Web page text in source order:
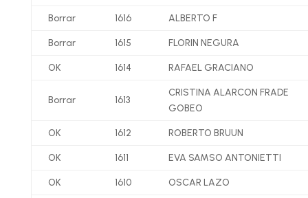
Borrar 1616 ALBERTO F
Borrar 1615 FLORIN NEGURA
OK 1614 RAFAEL GRACIANO
Borrar 1613
CRISTINA ALARCON FRADE
GOBEO
OK 1612 ROBERTO BRUUN
OK 1611 EVA SAMSO ANTONIETTI
OK 1610 OSCAR LAZO